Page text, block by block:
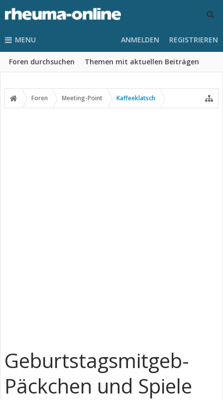
MENU
Foren durchsuchen Themen mit aktuellen Beiträgen
ANMELDEN REGISTRIEREN
Foren Meeting-Point Kaffeeklatsch
Geburtstagsmitgeb-
Päckchen und Spiele